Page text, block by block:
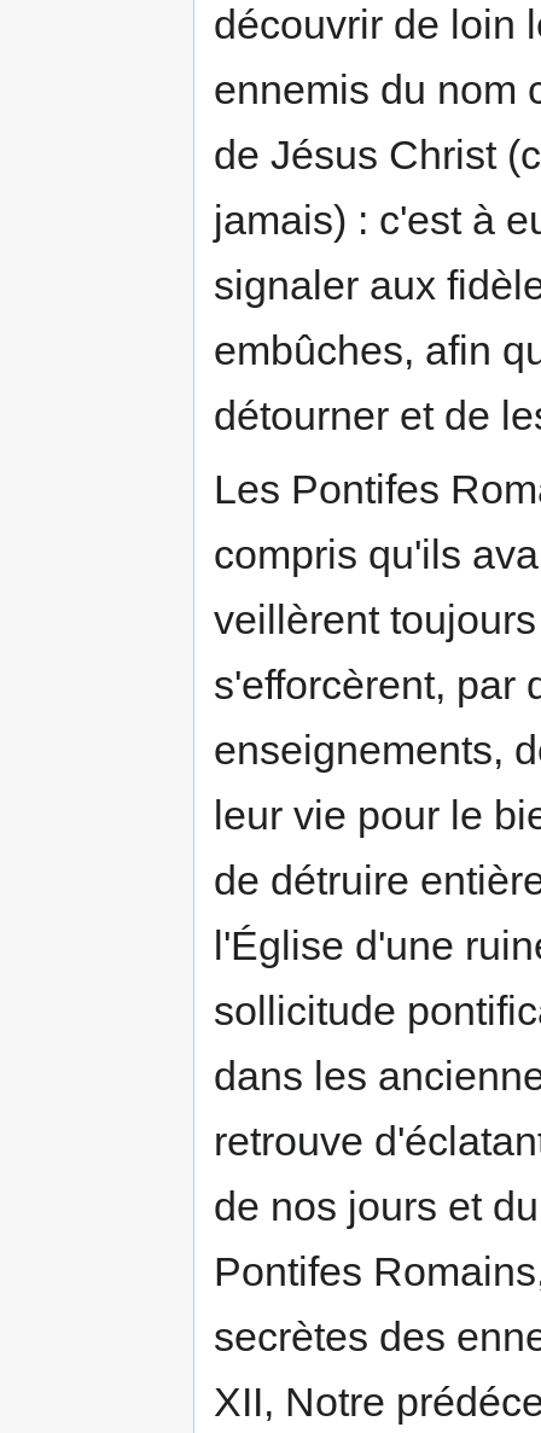
découvrir de loin
ennemis du nom
de Jésus Christ
jamais) : c'est à
signaler aux
embûches, afin
détourner et de
Les Pontifes
compris qu'ils
veillèrent
s'efforcèrent, par
enseignements,
leur vie pour le
de détruire
l'Église d'une
sollicitude
dans les
retrouve
de nos jours et
Pontifes
secrètes des
XII, Notre